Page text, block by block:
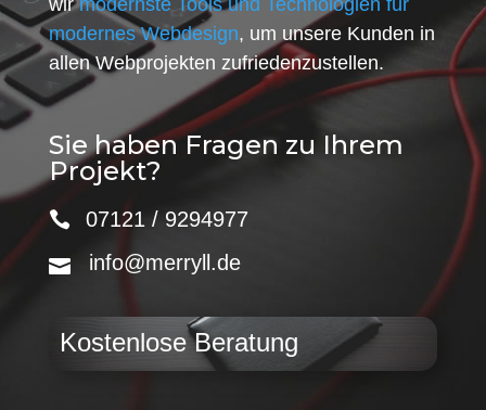
modernes Webdesign, um unsere Kunden in
allen Webprojekten zufriedenzustellen.
Sie haben Fragen zu Ihrem
Projekt?
07121 / 9294977
info@merryll.de
Kostenlose Beratung